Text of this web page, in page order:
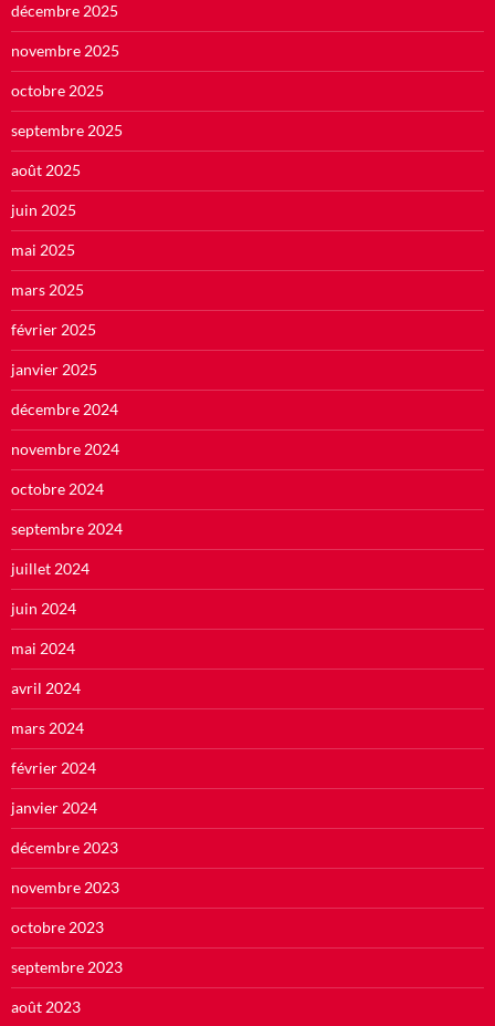
décembre 2025
novembre 2025
octobre 2025
septembre 2025
août 2025
juin 2025
mai 2025
mars 2025
février 2025
janvier 2025
décembre 2024
novembre 2024
octobre 2024
septembre 2024
juillet 2024
juin 2024
mai 2024
avril 2024
mars 2024
février 2024
janvier 2024
décembre 2023
novembre 2023
octobre 2023
septembre 2023
août 2023